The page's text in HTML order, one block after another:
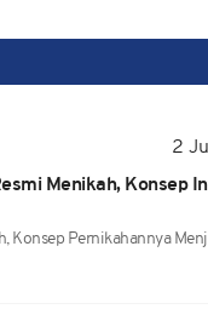
2
Menikah, Konsep
Konsep Pernikahannya